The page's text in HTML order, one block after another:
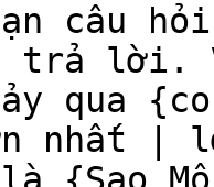
câu
trả lời.
qua
nhất |